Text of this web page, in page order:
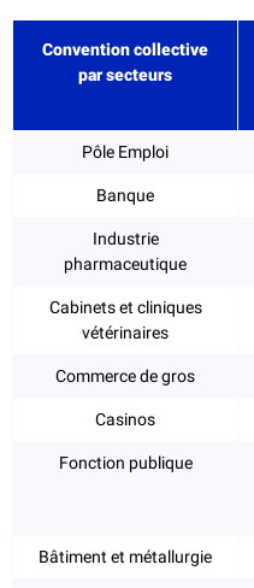
Convention collective
par secteurs
Pôle Emploi
Banque
Industrie
pharmaceutique
Cabinets et cliniques
vétérinaires
Commerce de gros
Casinos
Fonction publique
Bâtiment et métallurgie